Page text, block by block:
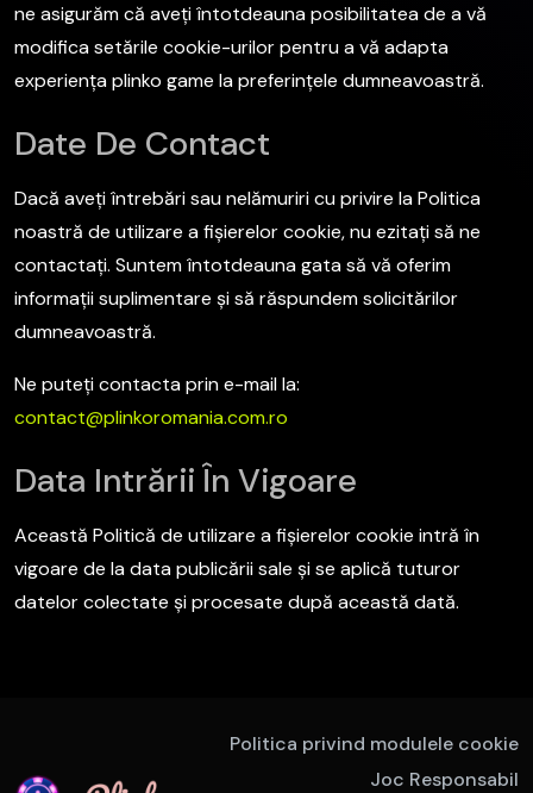
ne asigurăm că aveți întotdeauna posibilitatea de a vă
modifica setările cookie-urilor pentru a vă adapta
experiența plinko game la preferințele dumneavoastră.
Date De Contact
Dacă aveți întrebări sau nelămuriri cu privire la Politica
noastră de utilizare a fișierelor cookie, nu ezitați să ne
contactați. Suntem întotdeauna gata să vă oferim
informații suplimentare și să răspundem solicitărilor
dumneavoastră.
Ne puteți contacta prin e-mail la:
contact@plinkoromania.com.ro
Data Intrării În Vigoare
Această Politică de utilizare a fișierelor cookie intră în
vigoare de la data publicării sale și se aplică tuturor
datelor colectate și procesate după această dată.
Politica privind modulele cookie
Joc Responsabil